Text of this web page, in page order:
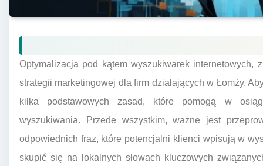
Optymalizacja pod kątem wyszukiwarek internetowych,
strategii marketingowej dla firm działających w Łomży.
kilka podstawowych zasad, które pomogą w
wyszukiwania. Przede wszystkim, ważne jest
odpowiednich fraz, które potencjalni klienci wpisują w
skupić się na lokalnych słowach kluczowych